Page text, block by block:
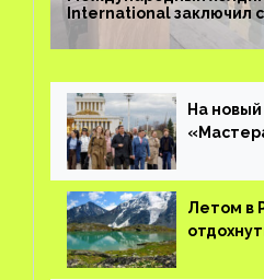
International заключил
управлении курортом
Resort в Дубае
На
заявок
Летом в